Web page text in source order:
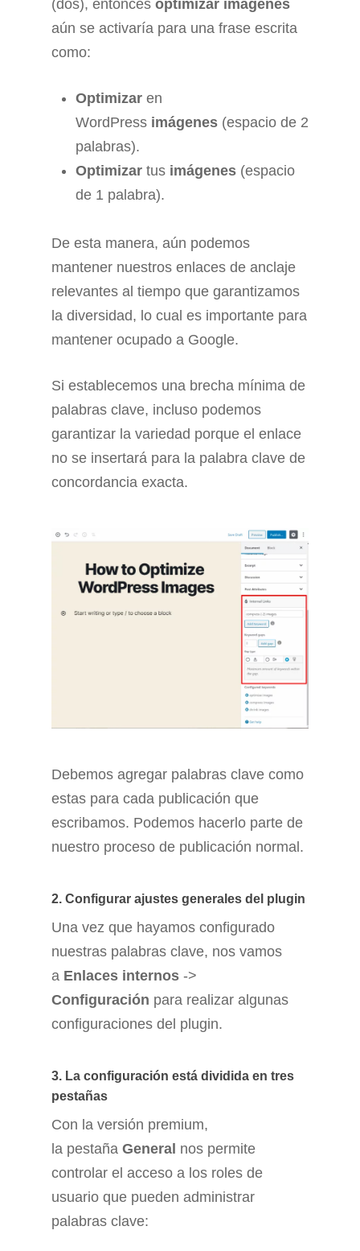
(dos), entonces optimizar imágenes
aún se activaría para una frase escrita
como:
Optimizar en
WordPress imágenes (espacio de 2
palabras).
Optimizar tus imágenes (espacio
de 1 palabra).
De esta manera, aún podemos
mantener nuestros enlaces de anclaje
relevantes al tiempo que garantizamos
la diversidad, lo cual es importante para
mantener ocupado a Google.
Si establecemos una brecha mínima de
palabras clave, incluso podemos
garantizar la variedad porque el enlace
no se insertará para la palabra clave de
concordancia exacta.
Debemos agregar palabras clave como
estas para cada publicación que
escribamos. Podemos hacerlo parte de
nuestro proceso de publicación normal.
2. Configurar ajustes generales del plugin
Una vez que hayamos configurado
nuestras palabras clave, nos vamos
a Enlaces internos ->
Configuración para realizar algunas
configuraciones del plugin.
3. La configuración está dividida en tres
pestañas
Con la versión premium,
la pestaña General nos permite
controlar el acceso a los roles de
usuario que pueden administrar
palabras clave: